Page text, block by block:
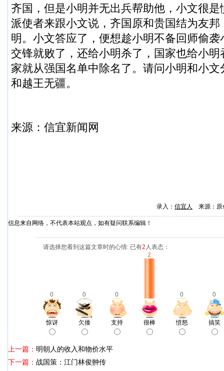
齐国，但是小明并无出兵帮助他，小文很
派使者来跟小文说，齐国原和贵国结为友
明。小文答应了，便想趁小明不备回师偷
交锋就败了，还给小明杀了，国家也给小
家就从强国名单中除名了。请问小明和小
和越王无疆。
来源： 信宜新闻 网
录入： 信宜人 来源：
信息来自网络，不代表本站观点，如有疑问联系编辑！
请选择您看到这篇文章时的心情: 已有2 人表态：
0 0 0
2
0 0
惊讶 欠揍 支持 很棒 愤怒 搞笑
上一篇： 明朝人的收入和物价水平
下一篇： 战国策：江门林俊翀传